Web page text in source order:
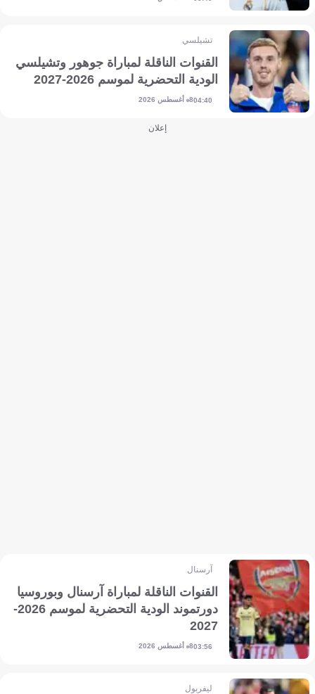
تشيلسي
القنوات الناقلة لمباراة جوهور وتشيلسي
الودية التحضرية لموسم 2026-2027
04:408 أغسطس 2026
إعلان
آرسنال
القنوات الناقلة لمباراة آرسنال وبوروسيا
دورتموند الودية التحضرية لموسم 2026-
2027
03:568 أغسطس 2026
ليفربول